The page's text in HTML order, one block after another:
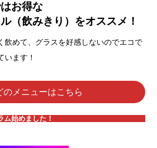
お得な
（飲みきり）をオススメ！
飲めて、グラスを好感しないのでエコで
います！
のメニューはこちら
ム始めました！